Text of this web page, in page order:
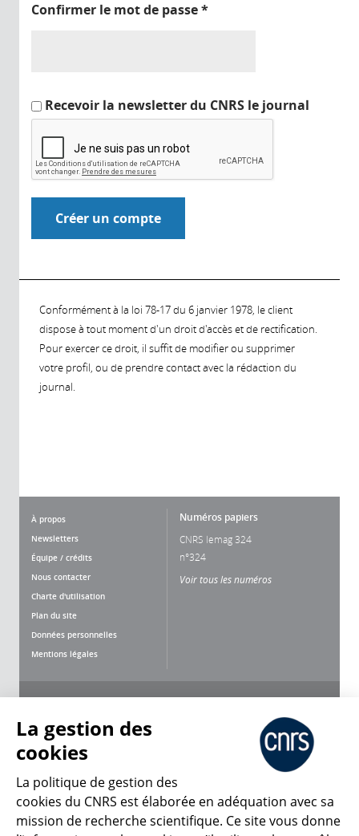
Confirmer le mot de passe*
Recevoir la newsletter du CNRS le journal
Conformément à la loi 78-17 du 6 janvier 1978, le client
dispose à tout moment d'un droit d'accès et de rectification.
Pour exercer ce droit, il suffit de modifier ou supprimer
votre profil, ou de prendre contact avec la rédaction du
journal.
À propos
Newsletters
Équipe / crédits
Nous contacter
Charte d'utilisation
Plan du site
Données personnelles
Mentions légales
Numéros papiers
CNRS lemag 324
n°324
Voir tous les numéros
CNRS Le Mag
La gestion des
cookies
La politique de gestion des
cookies du CNRS est élaborée en adéquation avec sa
mission de recherche scientifique. Ce site vous donne